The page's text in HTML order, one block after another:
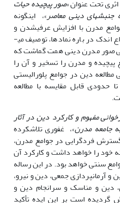
تحت عنوان «صور پیچیده حیات
جنبش­های دینی معاصر»، این­گونه
مدرن با افزایش عرفی­شدن و
اندک در باره نمادها، توصیف می­
صور مدرن دینی همت گماشت که
و مدرن را تسخیر و آن را
دین در جوامع پلورالیستی
حدودی قابل مقایسه با مطالعه
مفهوم و کارکرد دین در آثار
جامعه مدرن»، غفوری تلاش­کرده
فر­دگرایی در جوامع مدرن،
خود را خواهد داشت و کارکرد آن
سنتی خواهد بود. در این رساله
و آرمان­پردازی جمعی، دین و نیرو،
دین و مناسک و سرانجام دین و
گردیده است بر این ایده تأکید